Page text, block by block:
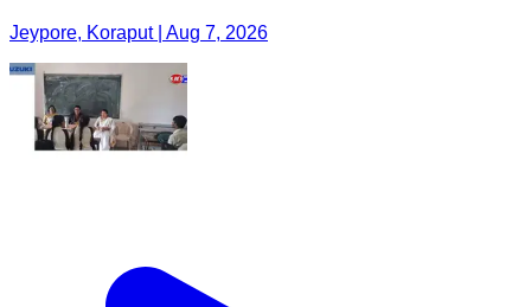
Jeypore, Koraput | Aug 7, 2026